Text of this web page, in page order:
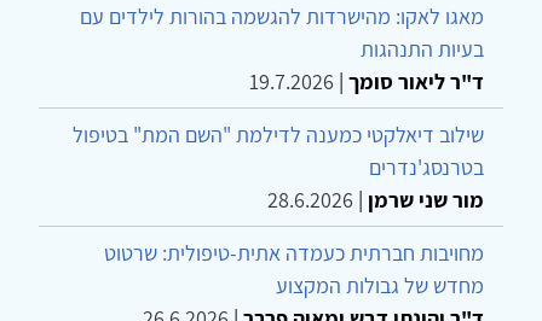
מאגו לאקו: מהישרדות להגשמה בהורות לילדים עם
בעיות התנהגות
ד"ר ליאור סומך |
19.7.2026
שילוב דיאלקטי כמענה לדילמת "השם המת" בטיפול
בטרנסג'נדרים
מור שני שרמן |
28.6.2026
מחויבות חברתית כעמדה אתית-טיפולית: שרטוט
מחדש של גבולות המקצוע